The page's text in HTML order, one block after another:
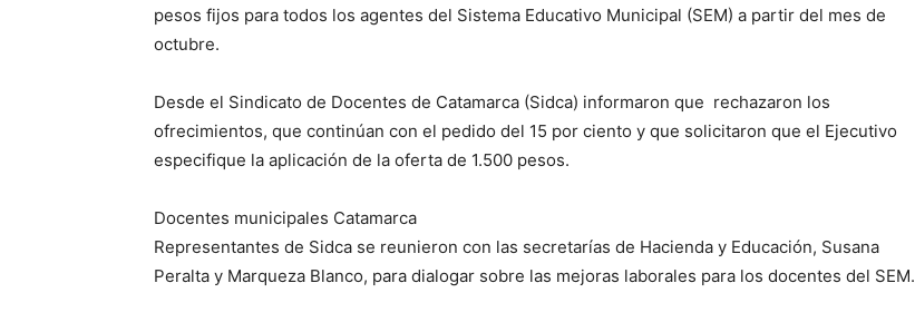
pesos fijos para todos los agentes del Sistema Educativo Municipal (SEM) a partir del mes de
octubre.
Desde el Sindicato de Docentes de Catamarca (Sidca) informaron que rechazaron los
ofrecimientos, que continúan con el pedido del 15 por ciento y que solicitaron que el Ejecutivo
especifique la aplicación de la oferta de 1.500 pesos.
Docentes municipales Catamarca
Representantes de Sidca se reunieron con las secretarías de Hacienda y Educación, Susana
Peralta y Marqueza Blanco, para dialogar sobre las mejoras laborales para los docentes del SEM.